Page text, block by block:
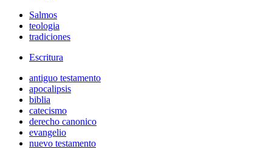
Salmos
teologia
tradiciones
Escritura
antiguo testamento
apocalipsis
biblia
catecismo
derecho canonico
evangelio
nuevo testamento